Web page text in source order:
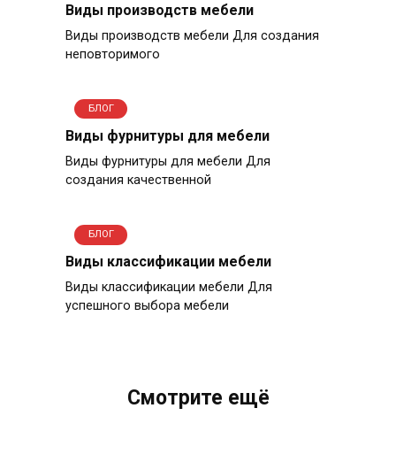
Виды производств мебели
Виды производств мебели Для создания
неповторимого
БЛОГ
Виды фурнитуры для мебели
Виды фурнитуры для мебели Для
создания качественной
БЛОГ
Виды классификации мебели
Виды классификации мебели Для
успешного выбора мебели
Смотрите ещё